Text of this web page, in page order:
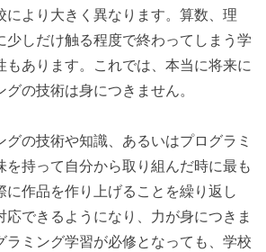
により大きく異なります。算数、理
少しだけ触る程度で終わってしまう学
もあります。これでは、本当に将来に
の技術は身につきません。
グの技術や知識、あるいはプログラミ
を持って自分から取り組んだ時に最も
に作品を作り上げることを繰り返し
応できるようになり、力が身につきま
ラミング学習が必修となっても、学校